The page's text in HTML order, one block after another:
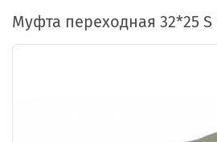
Муфта переходная 32*25 S